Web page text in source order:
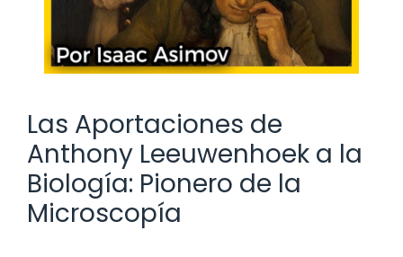
Las Aportaciones de
Anthony Leeuwenhoek a la
Biología: Pionero de la
Microscopía